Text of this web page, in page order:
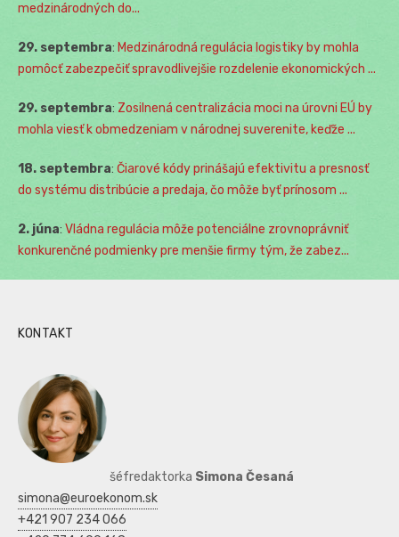
medzinárodných do...
29. septembra: Medzinárodná regulácia logistiky by mohla
pomôcť zabezpečiť spravodlivejšie rozdelenie ekonomických ...
29. septembra: Zosilnená centralizácia moci na úrovni EÚ by
mohla viesť k obmedzeniam v národnej suverenite, keďže ...
18. septembra: Čiarové kódy prinášajú efektivitu a presnosť
do systému distribúcie a predaja, čo môže byť prínosom ...
2. júna: Vládna regulácia môže potenciálne zrovnoprávniť
konkurenčné podmienky pre menšie firmy tým, že zabez...
KONTAKT
šéfredaktorka Simona Česaná
simona@euroekonom.sk
+421 907 234 066